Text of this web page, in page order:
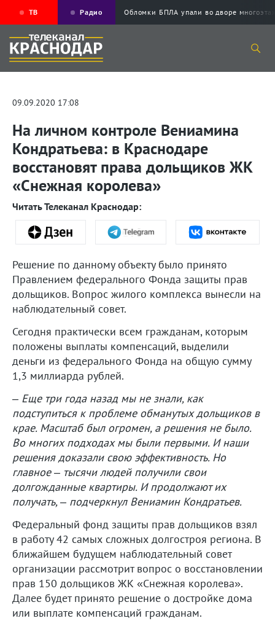
ТВ Радио Обломки БПЛА упали во дворе
09.09.2020 17:08
На личном контроле Вениамина
Кондратьева: в Краснодаре
восстановят права дольщиков ЖК
«Снежная королева»
Читать Телеканал Краснодар:
Решение по данному объекту было принято
Правлением федерального Фонда защиты прав
дольщиков. Вопрос жилого комплекса вынесли на
наблюдательный совет.
Сегодня практически всем гражданам, которым
положены выплаты компенсаций, выделили
деньги из федерального Фонда на общую сумму
1,3 миллиарда рублей.
– Еще три года назад мы не знали, как
подступиться к проблеме обманутых дольщиков в
крае. Масштаб был огромен, а решения не было.
Во многих подходах мы были первыми. И наши
решения доказали свою эффективность. Но
главное – тысячи людей получили свои
долгожданные квартиры. И продолжают их
получать, – подчеркнул Вениамин Кондратьев.
Федеральный фонд защиты прав дольщиков взял
в работу 42 самых сложных долгостроя региона. В
ближайшем будущем наблюдательный совет
организации рассмотрит вопрос о восстановлении
прав 150 дольщиков ЖК «Снежная королева».
Далее будет принято решение о достройке дома
или выплате компенсаций гражданам.